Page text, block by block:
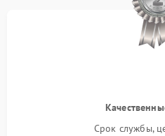
Срок службы,